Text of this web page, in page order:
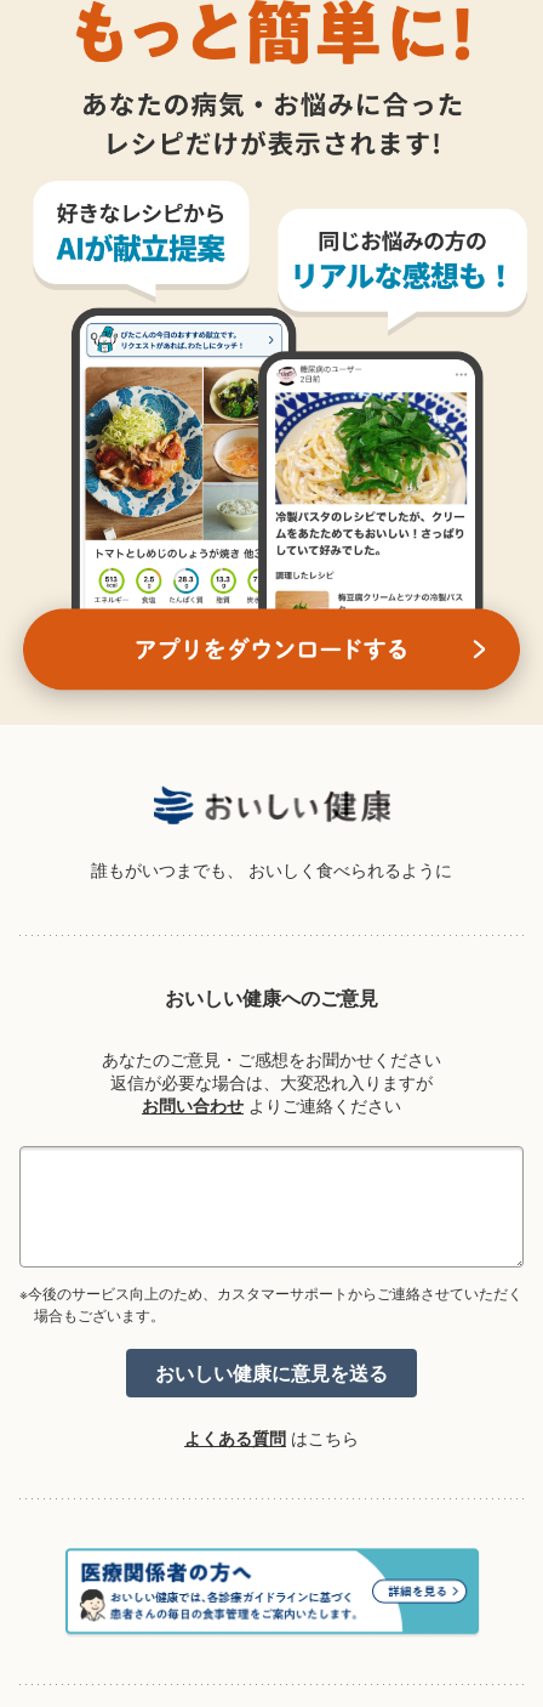
誰もがいつまでも、 おいしく食べられるように
おいしい健康へのご意見
あなたのご意見・ご感想をお聞かせください
返信が必要な場合は、大変恐れ入りますが
お問い合わせ よりご連絡ください
※今後のサービス向上のため、カスタマーサポートからご連絡させていただく
場合もございます。
よくある質問 はこちら